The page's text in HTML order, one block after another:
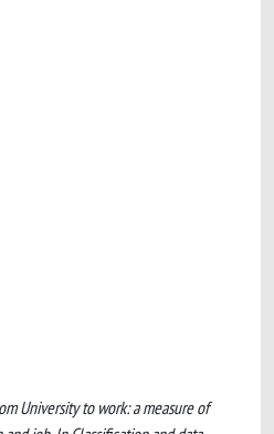
University to work: a measure of